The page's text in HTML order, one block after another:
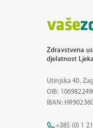
Zdravstvena
djelatnost
Utinjska 40,
OIB:
IBAN:
+385 (0) 1